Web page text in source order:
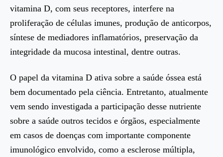
vitamina D, com seus receptores, interfere na
proliferação de células imunes, produção de anticorpos,
síntese de mediadores inflamatórios, preservação da
integridade da mucosa intestinal, dentre outras.
O papel da vitamina D ativa sobre a saúde óssea está
bem documentado pela ciência. Entretanto, atualmente
vem sendo investigada a participação desse nutriente
sobre a saúde outros tecidos e órgãos, especialmente
em casos de doenças com importante componente
imunológico envolvido, como a esclerose múltipla,